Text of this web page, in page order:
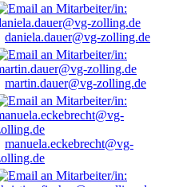
daniela.dauer@vg-zolling.de
martin.dauer@vg-zolling.de
manuela.eckebrecht@vg-